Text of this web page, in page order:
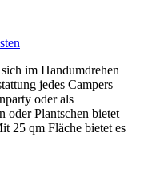
im Handumdrehen
jedes Campers
oder als
oder Plantschen bietet
25 qm Fläche bietet es